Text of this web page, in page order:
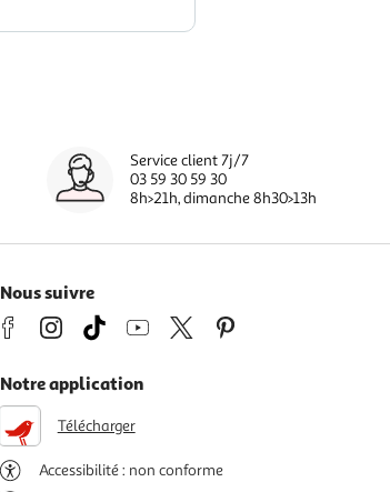
Service client 7j/7
03 59 30 59 30
8h>21h, dimanche 8h30>13h
Nous suivre
Notre application
Télécharger
Accessibilité : non conforme